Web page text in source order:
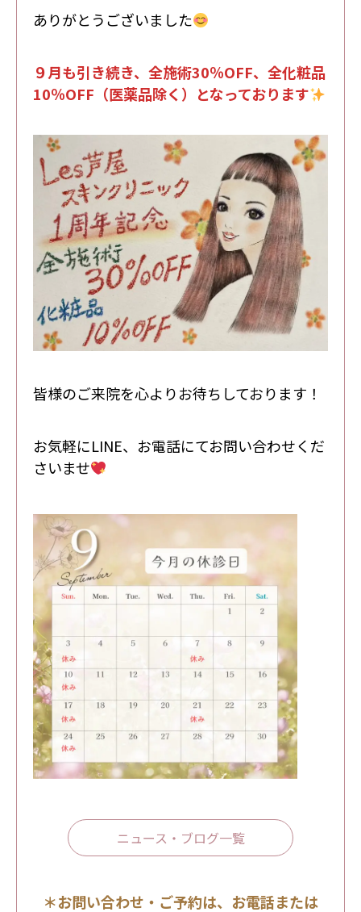
ありがとうございました
９月も引き続き、全施術30％OFF、全化粧品
10％OFF（医薬品除く）となっております
皆様のご来院を心よりお待ちしております！
お気軽にLINE、お電話にてお問い合わせくだ
さいませ
ニュース・ブログ一覧
＊お問い合わせ・ご予約は、お電話または